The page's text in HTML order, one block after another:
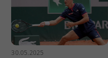
30.05.2025